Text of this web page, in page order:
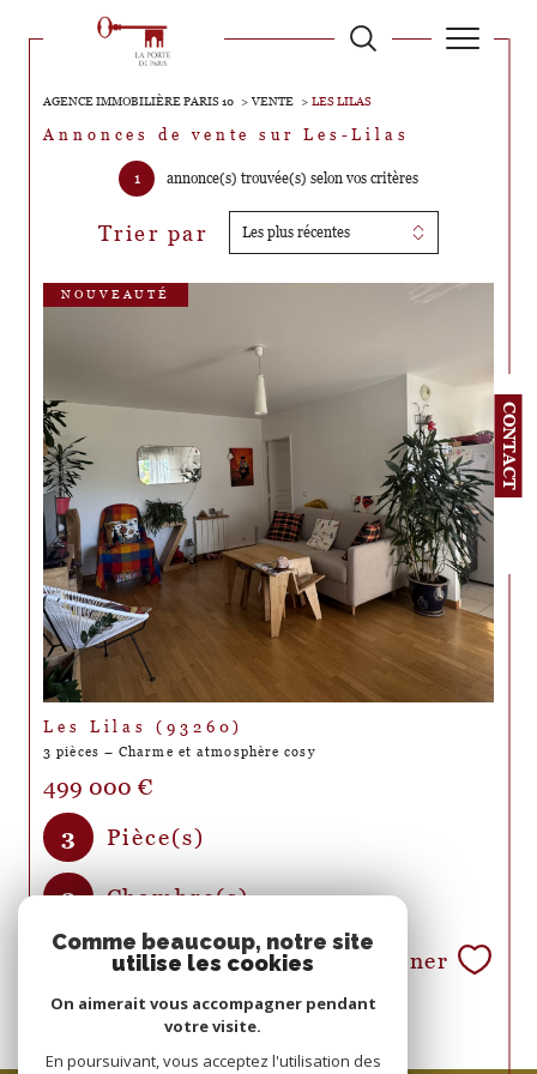
CONTACT
AGENCE IMMOBILIÈRE PARIS 10 VENTE LES LILAS
Annonces de vente sur Les-Lilas
1 annonce(s) trouvée(s) selon vos critères
Trier par Les plus récentes
NOUVEAUTÉ
Les Lilas (93260)
3 pièces – Charme et atmosphère cosy
499 000 €
3
Pièce(s)
2 Chambre(s)
Réf : Les Lillas Sélectionner
Comme beaucoup, notre site
utilise les cookies
On aimerait vous accompagner pendant
votre visite.
En poursuivant, vous acceptez l'utilisation des